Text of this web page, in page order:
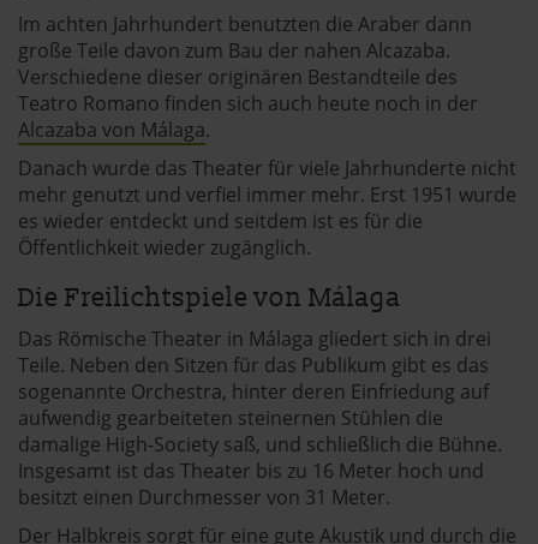
Im achten Jahrhundert benutzten die Araber dann
große Teile davon zum Bau der nahen Alcazaba.
Verschiedene dieser originären Bestandteile des
Teatro Romano finden sich auch heute noch in der
Alcazaba von Málaga.
Danach wurde das Theater für viele Jahrhunderte nicht
mehr genutzt und verfiel immer mehr. Erst 1951 wurde
es wieder entdeckt und seitdem ist es für die
Öffentlichkeit wieder zugänglich.
Die Freilichtspiele von Málaga
Das Römische Theater in Málaga gliedert sich in drei
Teile. Neben den Sitzen für das Publikum gibt es das
sogenannte Orchestra, hinter deren Einfriedung auf
aufwendig gearbeiteten steinernen Stühlen die
damalige High-Society saß, und schließlich die Bühne.
Insgesamt ist das Theater bis zu 16 Meter hoch und
besitzt einen Durchmesser von 31 Meter.
Der Halbkreis sorgt für eine gute Akustik und durch die